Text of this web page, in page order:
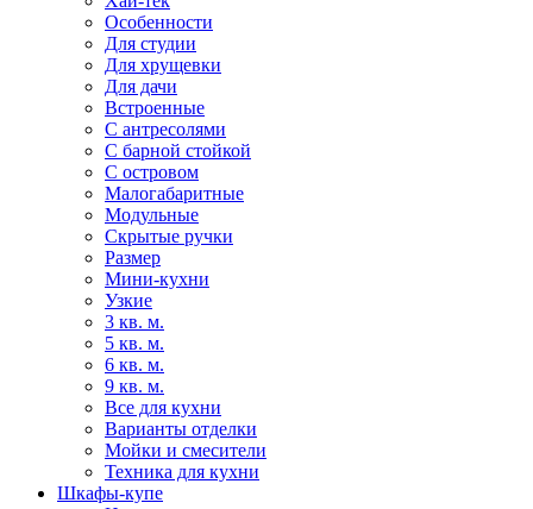
Особенности
Для студии
Для хрущевки
Для дачи
Встроенные
С антресолями
С барной стойкой
С островом
Малогабаритные
Модульные
Скрытые ручки
Размер
Мини-кухни
Узкие
3 кв. м.
5 кв. м.
6 кв. м.
9 кв. м.
Все для кухни
Варианты отделки
Мойки и смесители
Техника для кухни
Шкафы-купе